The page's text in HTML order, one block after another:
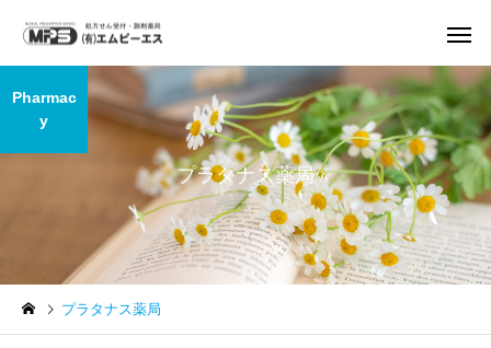
プラタナス薬局
Pharmac
y
プラタナス薬局